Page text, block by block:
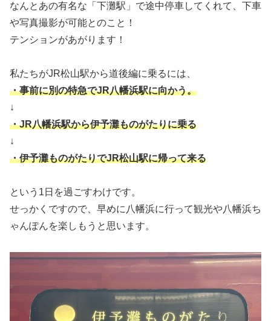
なんとあの有名な「下灘駅」で途中停車してくれて、下車
や写真撮影が可能とのこと！
テンションがあがります！
私たちがJR松山駅から道後編に乗るには、
・事前に別の特急でJR八幡浜駅に向かう。
↓
・JR八幡浜駅から伊予灘ものがたりに乗る
↓
・伊予灘ものがたりでJR松山駅に帰って来る
という1日を過ごすわけです。
せっかくですので、早めに八幡浜に行って観光や八幡浜ち
ゃんぽんを楽しもうと思います。